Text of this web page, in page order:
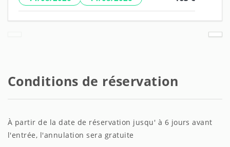
Conditions de réservation
À partir de la date de réservation jusqu' à 6 jours avant
l'entrée, l'annulation sera gratuite